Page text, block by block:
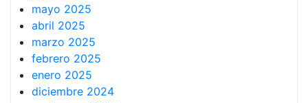
mayo 2025
abril 2025
marzo 2025
febrero 2025
enero 2025
diciembre 2024